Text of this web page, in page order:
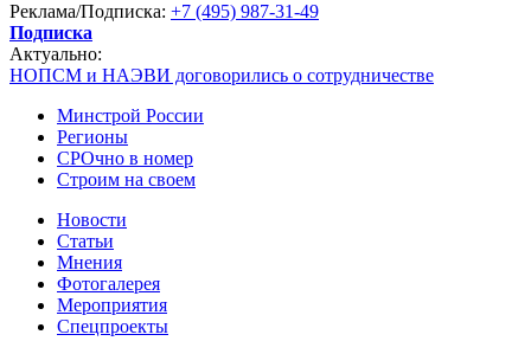
Реклама/Подписка: +7 (495) 987-31-49
Подписка
Актуально:
НОПСМ и НАЭВИ договорились о сотрудничестве
Минстрой России
Регионы
СРОчно в номер
Строим на своем
Новости
Статьи
Мнения
Фотогалерея
Мероприятия
Спецпроекты